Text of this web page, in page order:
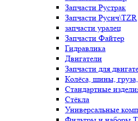
Запчасти Рустрак
Запчасти Русич\TZR
запчасти уралец
Запчасти Файтер
Гидравлика
Двигатели
Запчасти для
Колёса, шины,
Стандартные
Стёкла
Универсальные